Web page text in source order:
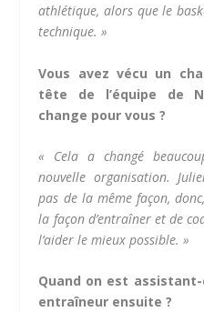
athlétique,alors que le
technique. »
Vous avez vécu un
tête de l’équipe de
change pour vous ?
« Cela a changé
nouvelle organisation.
pas de la même façon,
la façon d’entraîner et de
l’aider le mieux possible. »
Quand on est
entraîneur ensuite ?